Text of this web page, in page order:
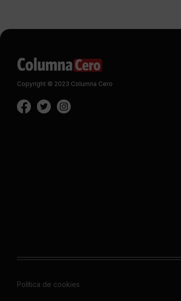
Copyright © 2023 Columna Cero
Política de cookies